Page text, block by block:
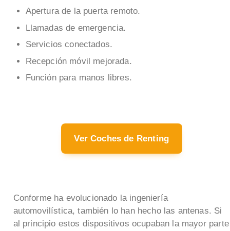
Apertura de la puerta remoto.
Llamadas de emergencia.
Servicios conectados.
Recepción móvil mejorada.
Función para manos libres.
Ver Coches de Renting
Conforme ha evolucionado la ingeniería
automovilística, también lo han hecho las antenas. Si
al principio estos dispositivos ocupaban la mayor parte